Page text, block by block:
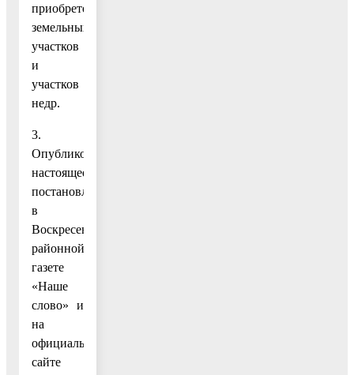
приобретение
земельных
участков
и
участков
недр.
3.
Опубликовать
настоящее
постановление
в
Воскресенской
районной
газете
«Наше
слово» и
на
официальном
сайте